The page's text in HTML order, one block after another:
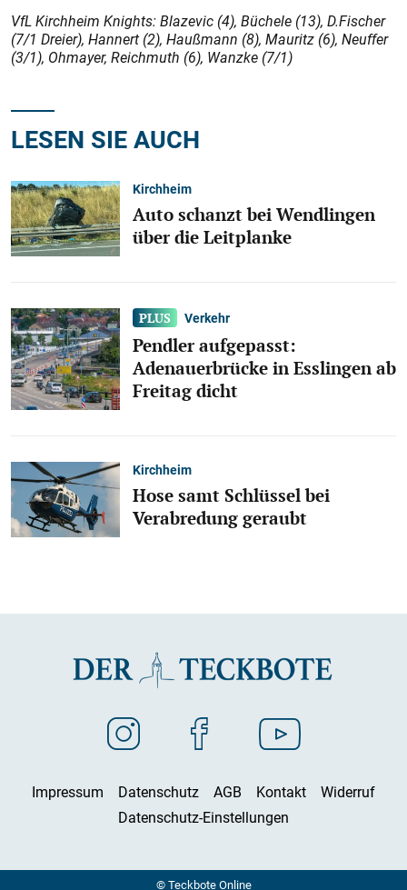
VfL Kirchheim Knights: Blazevic (4), Büchele (13), D.Fischer
(7/1 Dreier), Hannert (2), Haußmann (8), Mauritz (6), Neuffer
(3/1), Ohmayer, Reichmuth (6), Wanzke (7/1)
LESEN SIE AUCH
Kirchheim
Auto schanzt bei Wendlingen
über die Leitplanke
Verkehr
Pendler aufgepasst:
Adenauerbrücke in Esslingen ab
Freitag dicht
Kirchheim
Hose samt Schlüssel bei
Verabredung geraubt
Impressum Datenschutz AGB Kontakt
Widerruf
Datenschutz-Einstellungen
© Teckbote Online